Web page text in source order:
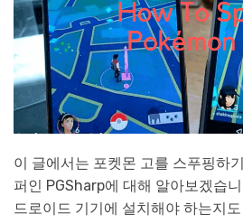
이 글에서는 포켓몬 고를 스푸핑하
퍼인 PGSharp에 대해 알아보겠습
드로이드 기기에 설치해야 하는지